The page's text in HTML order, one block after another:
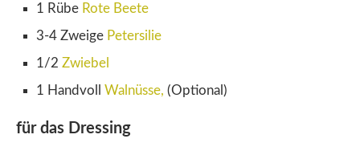
1 Rübe Rote Beete
3-4 Zweige Petersilie
1/2 Zwiebel
1 Handvoll Walnüsse, (Optional)
für das Dressing